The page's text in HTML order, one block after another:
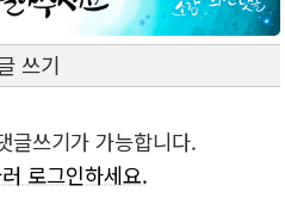
쓰기
글쓰기가 가능합니다.
로그인하세요.